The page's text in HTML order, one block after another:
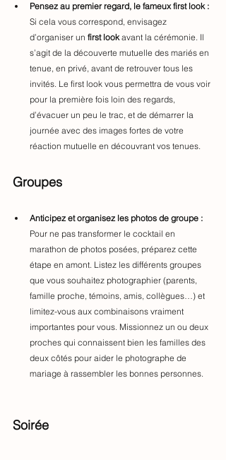
Pensez au premier regard, le fameux first look :
Si cela vous correspond, envisagez
d’organiser un first look avant la cérémonie. Il
s’agit de la découverte mutuelle des mariés en
tenue, en privé, avant de retrouver tous les
invités. Le first look vous permettra de vous voir
pour la première fois loin des regards,
d’évacuer un peu le trac, et de démarrer la
journée avec des images fortes de votre
réaction mutuelle en découvrant vos tenues.
Groupes
Anticipez et organisez les photos de groupe :
Pour ne pas transformer le cocktail en
marathon de photos posées, préparez cette
étape en amont. Listez les différents groupes
que vous souhaitez photographier (parents,
famille proche, témoins, amis, collègues…) et
limitez-vous aux combinaisons vraiment
importantes pour vous. Missionnez un ou deux
proches qui connaissent bien les familles des
deux côtés pour aider le photographe de
mariage à rassembler les bonnes personnes.
Soirée